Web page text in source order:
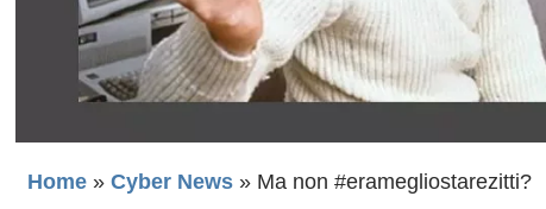
Home » Cyber News » Ma non #eramegliostarezitti?